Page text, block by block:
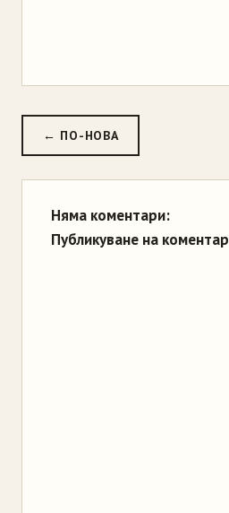
← ПО-НОВА
Няма коментари:
Публикуване на коментар